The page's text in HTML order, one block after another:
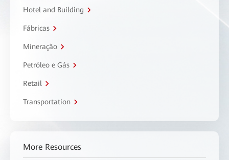
Hotel and Building
Fábricas
Mineração
Petróleo e Gás
Retail
Transportation
More Resources